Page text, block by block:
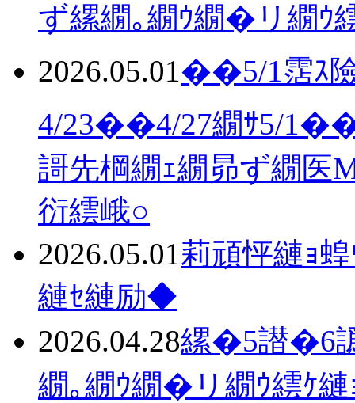
ず縲繝｡繝ｳ繝�リ繝ｳ
2026.05.01��5/1霑ｽ
4/23��4/27繝ｻ5/
謌先棡繝ｪ繝昴ず繝医
衍繧峨○
2026.05.01莉頑怦縺ｮ
縺ｾ縺励◆
2026.04.28縲�5譛�6譌
繝｡繝ｳ繝�リ繝ｳ繧ｹ